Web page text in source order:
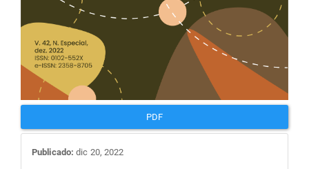
PDF
Publicado: dic 20, 2022